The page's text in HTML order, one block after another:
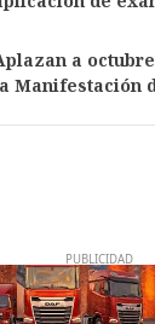
a
Manifestación
PUBLICIDAD